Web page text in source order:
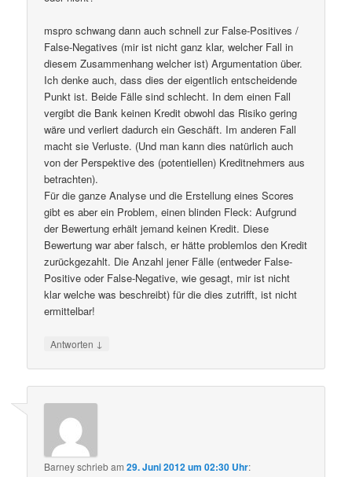
mspro schwang dann auch schnell zur False-Positives /
False-Negatives (mir ist nicht ganz klar, welcher Fall in
diesem Zusammenhang welcher ist) Argumentation über.
Ich denke auch, dass dies der eigentlich entscheidende
Punkt ist. Beide Fälle sind schlecht. In dem einen Fall
vergibt die Bank keinen Kredit obwohl das Risiko gering
wäre und verliert dadurch ein Geschäft. Im anderen Fall
macht sie Verluste. (Und man kann dies natürlich auch
von der Perspektive des (potentiellen) Kreditnehmers aus
betrachten).
Für die ganze Analyse und die Erstellung eines Scores
gibt es aber ein Problem, einen blinden Fleck: Aufgrund
der Bewertung erhält jemand keinen Kredit. Diese
Bewertung war aber falsch, er hätte problemlos den Kredit
zurückgezahlt. Die Anzahl jener Fälle (entweder False-
Positive oder False-Negative, wie gesagt, mir ist nicht
klar welche was beschreibt) für die dies zutrifft, ist nicht
ermittelbar!
Antworten ↓
Barneyschriebam29. Juni 2012 um 02:30 Uhr: